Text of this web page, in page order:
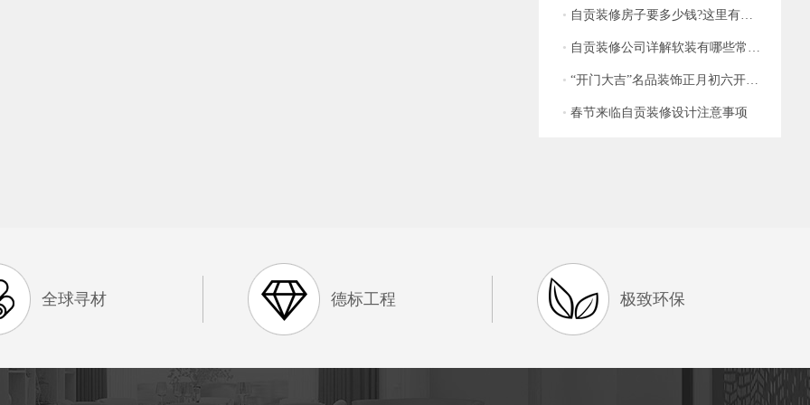
• 自贡装修房子要多少钱?这里有装修明细介绍
• 自贡装修公司详解软装有哪些常见的误区
• “开门大吉”名品装饰正月初六开门红火爆来袭~
• 春节来临自贡装修设计注意事项
全球寻材 德标工程 极致环保